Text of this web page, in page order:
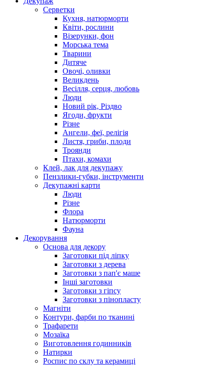
Серветки
Кухня, натюрморти
Квіти, рослини
Візерунки, фон
Морська тема
Тварини
Дитяче
Овочі, оливки
Великдень
Весілля, серця, любовь
Люди
Новий рік, Різдво
Ягоди, фрукти
Різне
Ангели, феї, релігія
Листя, гриби, плоди
Троянди
Птахи, комахи
Клей, лак для декупажу
Пензлики-губки, інструменти
Декупажні карти
Люди
Різне
Флора
Натюрморти
Фауна
Декорування
Основа для декору
Заготовки під ліпку
Заготовки з дерева
Заготовки з пап'є маше
Інші заготовки
Заготовки з гіпсу
Заготовки з пінопласту
Магніти
Контури, фарби по тканині
Трафарети
Мозаїка
Виготовлення годинників
Натирки
Роспис по склу та керамиці